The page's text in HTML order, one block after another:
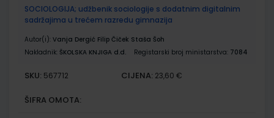
SOCIOLOGIJA; udžbenik sociologije s dodatnim digitalnim
sadržajima u trećem razredu gimnazija
Autor(i): Vanja Dergić Filip Čiček Staša Šoh
Nakladnik: ŠKOLSKA KNJIGA d.d. Registarski broj ministarstva: 7084
SKU: 567712 CIJENA: 23,60 €
ŠIFRA OMOTA: